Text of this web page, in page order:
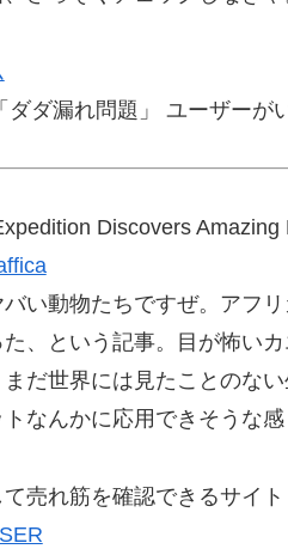
ダダ漏れ問題」 ユーザーが
Discovers
い動物たちですぜ。アフ
、という記事。目が怖い
だ世界には見たことのな
なんかに応用できそうな
売れ筋を確認できるサイ